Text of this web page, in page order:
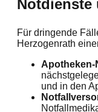
Notdienste
Für dringende
Herzogenrath
Apotheken-
und in den